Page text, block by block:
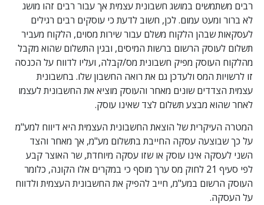
רבים משתמשים במושג חשבונית עצמית אך עבור רבים זהו מושג
לא ברור ומעט עמום. לכן, חשוב לדעת כי עוסקים רבים רגילים
לעסקאות שבהן הלקוח משלם עבור שירות מסוים, הלקוח מעביר
תשלום לעוסק הרשום ברשות המיסים, ובגין התשלום שהוא מקבל
מהלקוח העוסק מפיק חשבונית מס/קבלה, ועליו לדווח על הכנסה
זו לרשויות המס ולעדכן גם את רואה החשבון שלו. בחשבונית
עצמית הצדדים שונים מאחר והעוסק מוציא את החשבונית לעצמו
לאחר שהוא מבצע תשלום לצד שאינו עוסק.
המטרה העיקרית של הוצאת החשבונית העצמית היא דיווח למע"מ
על כך שבוצעה עסקה החייבת בתשלום מע"מ, אך מאחר והצד
השני לעסקה אינו עוסק או שזו עסקה מיוחדת, שר האוצר קבע
לפי סעיף 21 לחוק מס ערך מוסף כי במקרים אלו הקונה, כלומר
העוסק הרשום במע"מ, חייב להפיק את החשבונית העצמית ולדווח
על העסקה.